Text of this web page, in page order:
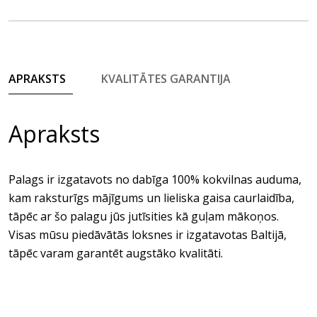
APRAKSTS KVALITĀTES GARANTIJA
Apraksts
Palags ir izgatavots no dabīga 100% kokvilnas auduma,
kam raksturīgs mājīgums un lieliska gaisa caurlaidība,
tāpēc ar šo palagu jūs jutīsities kā guļam mākoņos.
Visas mūsu piedāvātās loksnes ir izgatavotas Baltijā,
tāpēc varam garantēt augstāko kvalitāti.